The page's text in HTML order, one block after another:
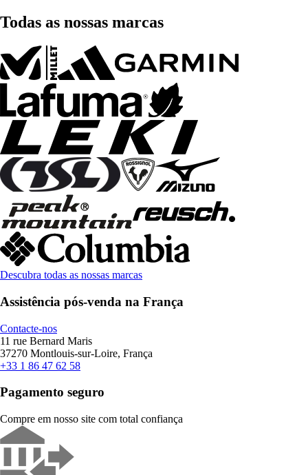
Todas as nossas marcas
Descubra todas as nossas marcas
Assistência pós-venda na França
Contacte-nos
11 rue Bernard Maris
37270 Montlouis-sur-Loire, França
+33 1 86 47 62 58
Pagamento seguro
Compre em nosso site com total confiança